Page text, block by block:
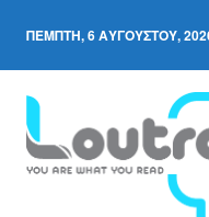
ΠΈΜΠΤΗ, 6 ΑΥΓΟΎΣΤΟΥ,